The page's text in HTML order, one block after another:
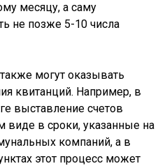
месяцу, а саму
не позже 5-10 числа
также могут оказывать
квитанций. Например, в
выставление счетов
виде в сроки, указанные на
компаний, а в
этот процесс может